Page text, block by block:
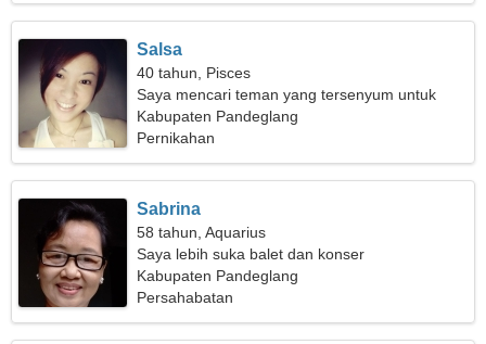
Salsa
40 tahun, Pisces
Saya mencari teman yang tersenyum untuk
bepergian bersama
Kabupaten Pandeglang
Pernikahan
Sabrina
58 tahun, Aquarius
Saya lebih suka balet dan konser
Kabupaten Pandeglang
Persahabatan